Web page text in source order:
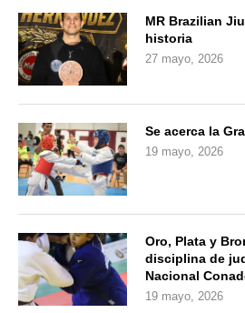
MR Brazilian
historia
27 mayo, 2026
Se acerca la
19 mayo, 2026
Oro, Plata y
disciplina de
Nacional
19 mayo, 2026